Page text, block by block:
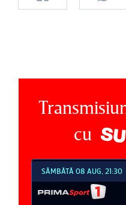
cu
SÂMBĂTĂ 08 AUG, 21:30